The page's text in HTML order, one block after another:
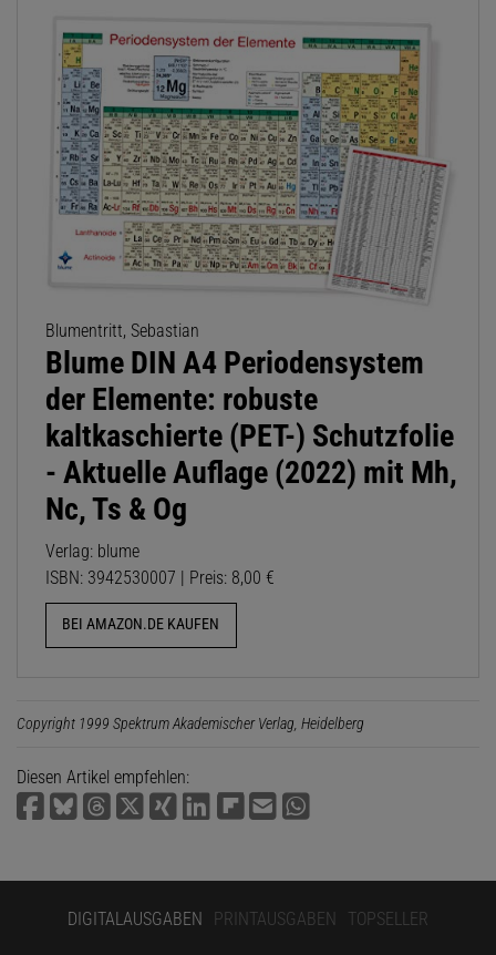
Blumentritt, Sebastian
Blume DIN A4 Periodensystem
der Elemente: robuste
kaltkaschierte (PET-) Schutzfolie
- Aktuelle Auflage (2022) mit Mh,
Nc, Ts & Og
Verlag: blume
ISBN: 3942530007 | Preis: 8,00 €
BEI AMAZON.DE KAUFEN
Copyright 1999 Spektrum Akademischer Verlag, Heidelberg
Diesen Artikel empfehlen:
DIGITALAUSGABEN PRINTAUSGABEN TOPSELLER